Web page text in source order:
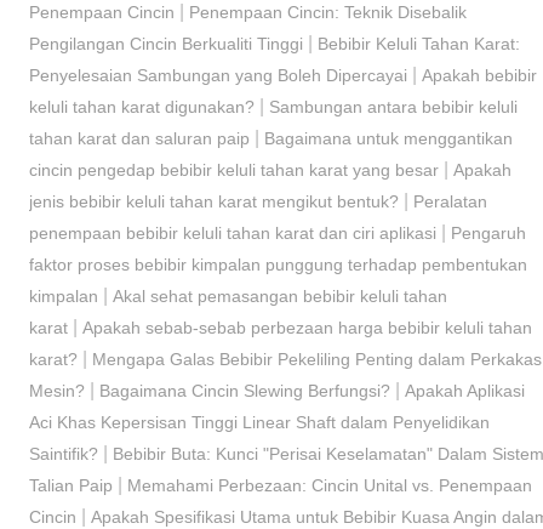
Penempaan Cincin
Penempaan Cincin: Teknik Disebalik
Pengilangan Cincin Berkualiti Tinggi
Bebibir Keluli Tahan Karat:
Penyelesaian Sambungan yang Boleh Dipercayai
Apakah bebibir
keluli tahan karat digunakan?
Sambungan antara bebibir keluli
tahan karat dan saluran paip
Bagaimana untuk menggantikan
cincin pengedap bebibir keluli tahan karat yang besar| Apakah
jenis bebibir keluli tahan karat mengikut bentuk?
Peralatan
penempaan bebibir keluli tahan karat dan ciri aplikasi
Pengaruh
faktor proses bebibir kimpalan punggung terhadap pembentukan
kimpalan
Akal sehat pemasangan bebibir keluli tahan
karat| Apakah sebab-sebab perbezaan harga bebibir keluli tahan
karat?
Mengapa Galas Bebibir Pekeliling Penting dalam Perkakas
Mesin?
Bagaimana Cincin Slewing Berfungsi?
Apakah Aplikasi
Aci Khas Kepersisan Tinggi Linear Shaft dalam Penyelidikan
Saintifik?
Bebibir Buta: Kunci "Perisai Keselamatan" Dalam Sistem
Talian Paip
Memahami Perbezaan: Cincin Unital vs. Penempaan
Cincin
Apakah Spesifikasi Utama untuk Bebibir Kuasa Angin